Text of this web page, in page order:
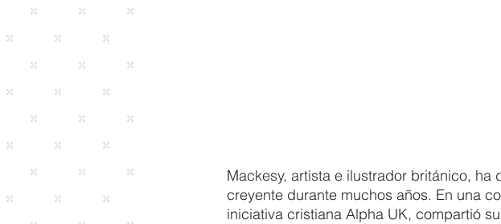
Mackesy, artista e ilustrador británico,
creyente durante muchos años. En una
iniciativa cristiana Alpha UK, compartió